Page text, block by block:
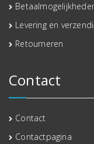
Levering en
Retourneren
Contact
Contact
Contactpagina